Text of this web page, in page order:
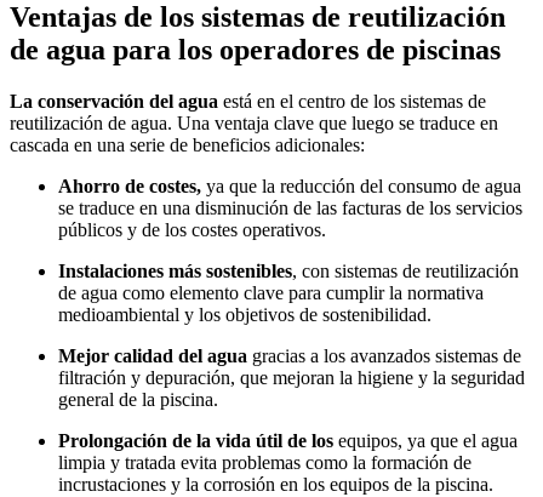
Ventajas de los sistemas de reutilización
de agua para los operadores de piscinas
La conservación del agua está en el centro de los sistemas de
reutilización de agua. Una ventaja clave que luego se traduce en
cascada en una serie de beneficios adicionales:
Ahorro de costes, ya que la reducción del consumo de agua
se traduce en una disminución de las facturas de los servicios
públicos y de los costes operativos.
Instalaciones más sostenibles, con sistemas de reutilización
de agua como elemento clave para cumplir la normativa
medioambiental y los objetivos de sostenibilidad.
Mejor calidad del agua gracias a los avanzados sistemas de
filtración y depuración, que mejoran la higiene y la seguridad
general de la piscina.
Prolongación de la vida útil de los equipos, ya que el agua
limpia y tratada evita problemas como la formación de
incrustaciones y la corrosión en los equipos de la piscina.